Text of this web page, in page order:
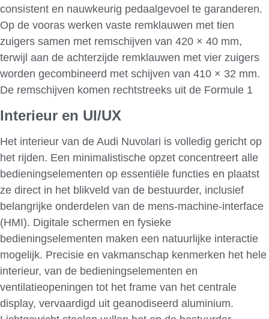
consistent en nauwkeurig pedaalgevoel te garanderen.
Op de vooras werken vaste remklauwen met tien
zuigers samen met remschijven van 420 × 40 mm,
terwijl aan de achterzijde remklauwen met vier zuigers
worden gecombineerd met schijven van 410 × 32 mm.
De remschijven komen rechtstreeks uit de Formule 1
Interieur en UI/UX
Het interieur van de Audi Nuvolari is volledig gericht op
het rijden. Een minimalistische opzet concentreert alle
bedieningselementen op essentiële functies en plaatst
ze direct in het blikveld van de bestuurder, inclusief
belangrijke onderdelen van de mens-machine-interface
(HMI). Digitale schermen en fysieke
bedieningselementen maken een natuurlijke interactie
mogelijk. Precisie en vakmanschap kenmerken het hele
interieur, van de bedieningselementen en
ventilatieopeningen tot het frame van het centrale
display, vervaardigd uit geanodiseerd aluminium.